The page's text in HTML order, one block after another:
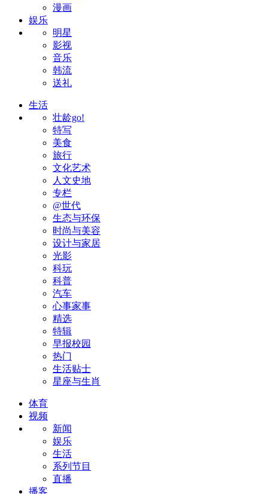
漫画
娱乐
明星
影视
音乐
韩流
送礼
生活
壮龄go!
特写
美食
旅行
文化艺术
人文史地
专栏
@世代
生态与环保
时尚与美容
设计与家居
光影
科玩
科普
汽车
心事家事
精选
特辑
早报校园
热门
生活贴士
星座与生肖
体育
视频
新闻
娱乐
生活
系列节目
直播
播客